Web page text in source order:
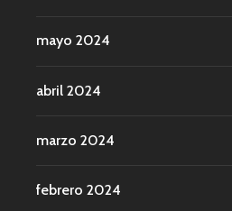
mayo 2024
abril 2024
marzo 2024
febrero 2024